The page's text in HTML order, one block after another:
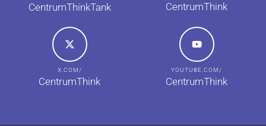
CentrumThinkTank CentrumThink
X.COM/
CentrumThink
YOUTUBE.COM/
CentrumThink